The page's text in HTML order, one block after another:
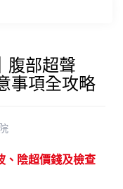
腹部超聲
事項全攻略
、陰超價錢及檢查